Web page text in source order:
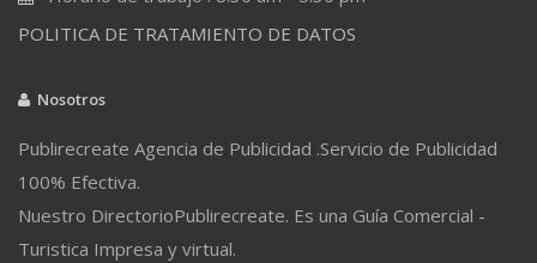
POLITICA DE TRATAMIENTO DE DATOS
Nosotros
Publirecreate Agencia de Publicidad .Servicio de Publicidad
100% Efectiva.
Nuestro DirectorioPublirecreate. Es una Guía Comercial -
Turistica Impresa y virtual.